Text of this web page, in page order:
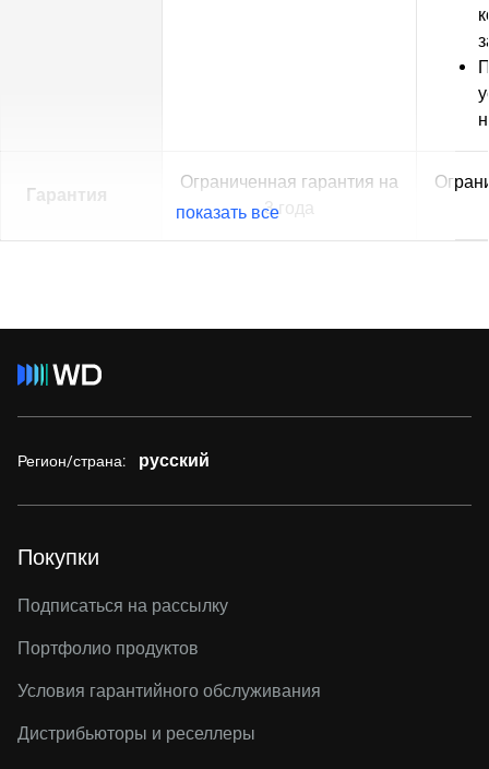
Гарантия
Ограниченная гарантия на
3 года
показать все
Регион/страна: русский
Покупки
Подписаться на рассылку
Портфолио продуктов
Условия гарантийного обслуживания
Дистрибьюторы и реселлеры